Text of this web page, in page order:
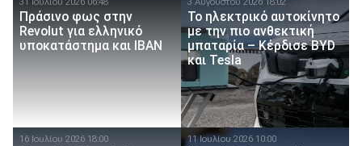
Πράσινο φως στην
Revolut για ελληνικό
υποκατάστημα και IBAN
Το ηλεκτρικό αυτοκίνητο
με την πιο ανθεκτική
μπαταρία – Κέρδισε BYD
και Tesla
16 Ιουλίου 2026 18:00 11 Ιουλίου 2026 10:00